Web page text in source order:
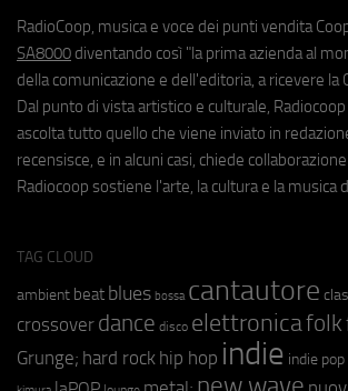
RadioCoop, musica e voce dei punti vendita
SA8000 diventando così "la prima azienda al
della comunicazione e dell'editoria, a ricevere la
Dal punto di vista artistico e culturale,
ascolta tutto quello che viene inviato in
recensisce, e in alcuni casi, chiede
Radiocoop sostiene l'arte, la cultura e la musica
TAG CLOUD
ambient beat blues bossa cantautore
crossover dance disco elettronicafolk
Grunge; hard rock hip hop indie indie pop